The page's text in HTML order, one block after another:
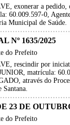
exonerar a
60.009.597-0,
Municipal de Saúde.
Nº 1635/2025
do Prefeito
rescindir por
matrícula:
através do
Santana.
23 DE
do Prefeito